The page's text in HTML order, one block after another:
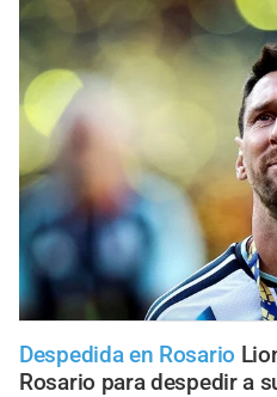
Despedida en Rosario
Rosario para despedir a